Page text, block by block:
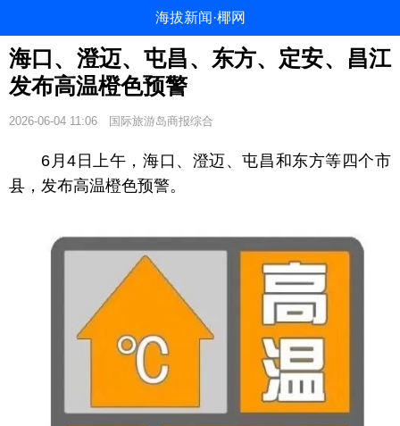
海拔新闻·椰网
海口、澄迈、屯昌、东方、定安、昌江
发布高温橙色预警
2026-06-04 11:06 国际旅游岛商报综合
6月4日上午，海口、澄迈、屯昌和东方等四个市
县，发布高温橙色预警。